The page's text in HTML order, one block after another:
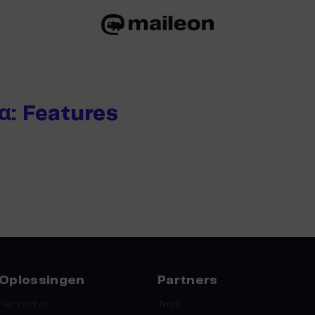
Features
Oplossingen
Per sector
Partners